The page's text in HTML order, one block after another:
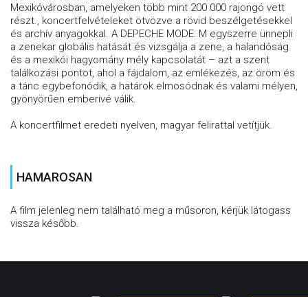
Mexikóvárosban, amelyeken több mint 200 000 rajongó vett
részt., koncertfelvételeket ötvözve a rövid beszélgetésekkel
és archív anyagokkal. A DEPECHE MODE: M egyszerre ünnepli
a zenekar globális hatását és vizsgálja a zene, a halandóság
és a mexikói hagyomány mély kapcsolatát – azt a szent
találkozási pontot, ahol a fájdalom, az emlékezés, az öröm és
a tánc egybefonódik, a határok elmosódnak és valami mélyen,
gyönyörűen emberivé válik.
A koncertfilmet eredeti nyelven, magyar felirattal vetítjük.
HAMAROSAN
A film jelenleg nem található meg a műsoron, kérjük látogass
vissza később.